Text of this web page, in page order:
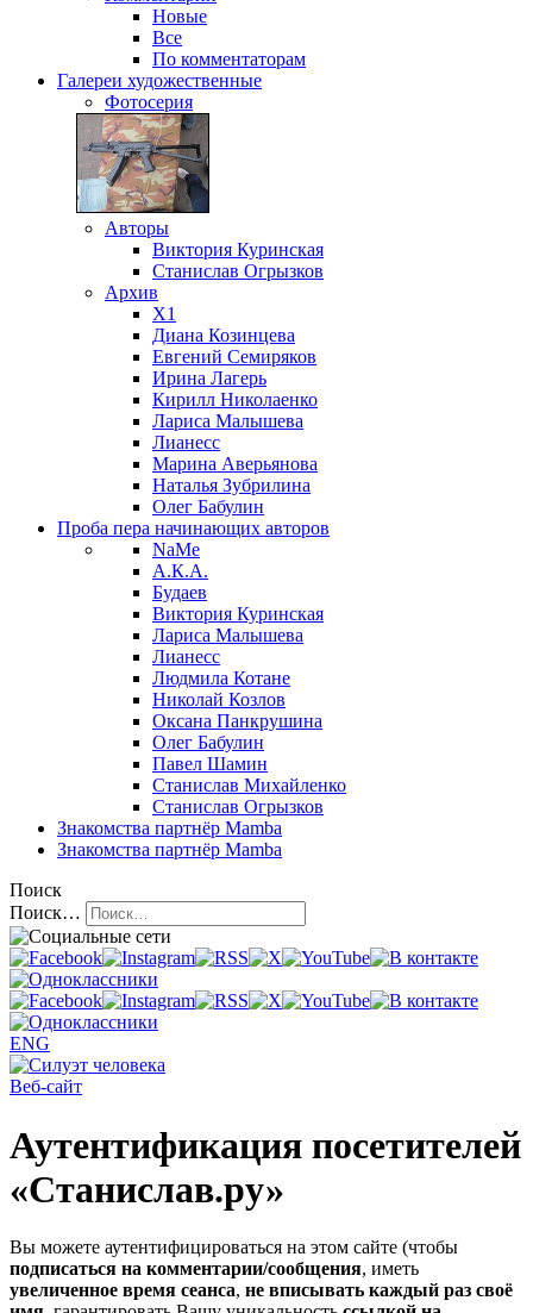
Новые
Все
По комментаторам
Галереи художественные
Фотосерия
Авторы
Виктория Куринская
Станислав Огрызков
Архив
X1
Диана Козинцева
Евгений Семиряков
Ирина Лагерь
Кирилл Николаенко
Лариса Малышева
Лианесс
Марина Аверьянова
Наталья Зубрилина
Олег Бабулин
Проба пера начинающих авторов
NaMe
А.К.А.
Будаев
Виктория Куринская
Лариса Малышева
Лианесс
Людмила Котане
Николай Козлов
Оксана Панкрушина
Олег Бабулин
Павел Шамин
Станислав Михайленко
Станислав Огрызков
Знакомства партнёр Mamba
Знакомства партнёр Mamba
Поиск
Поиск…
ENG
Веб-сайт
Аутентификация посетителей
«Станислав.ру»
Вы можете аутентифицироваться на этом сайте (чтобы
подписаться на комментарии/сообщения, иметь
увеличенное время сеанса, не вписывать каждый раз своё